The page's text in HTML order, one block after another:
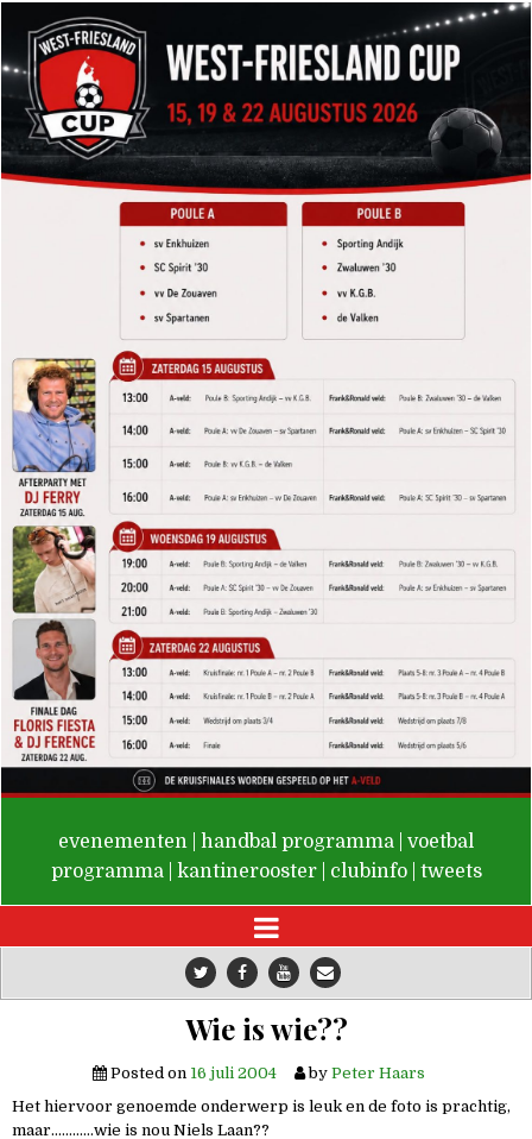
De Valken
evenementen handbal programma
voetbal
programma
kantinerooster clubinfo tweets
Wie is wie??
Posted on 16 juli 2004 by Peter Haars
Het hiervoor genoemde onderwerp is leuk en de foto is prachtig,
maar…………wie is nou Niels Laan??